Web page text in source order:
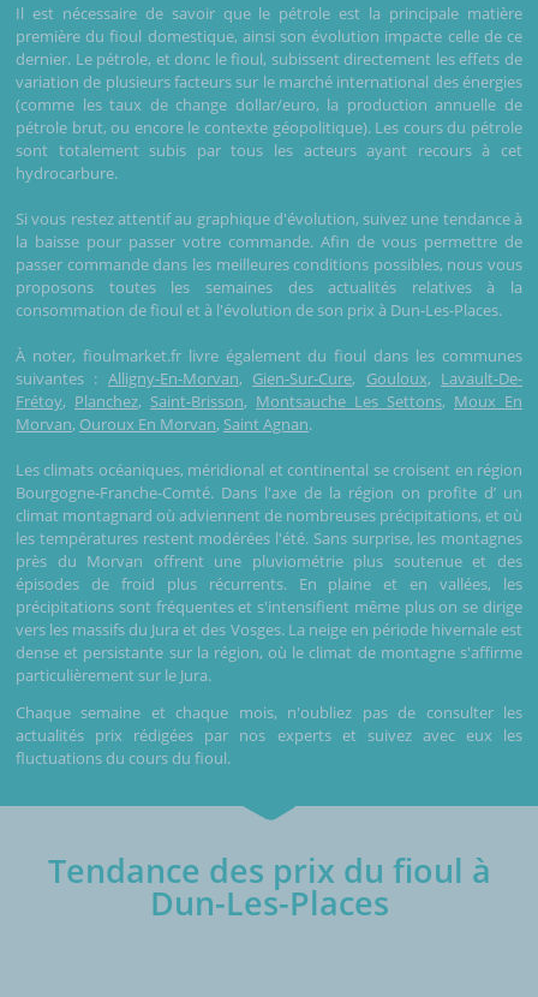
Il est nécessaire de savoir que le pétrole est la principale matière
première du fioul domestique, ainsi son évolution impacte celle de ce
dernier. Le pétrole, et donc le fioul, subissent directement les effets de
variation de plusieurs facteurs sur le marché international des énergies
(comme les taux de change dollar/euro, la production annuelle de
pétrole brut, ou encore le contexte géopolitique). Les cours du pétrole
sont totalement subis par tous les acteurs ayant recours à cet
hydrocarbure.
Si vous restez attentif au graphique d'évolution, suivez une tendance à
la baisse pour passer votre commande. Afin de vous permettre de
passer commande dans les meilleures conditions possibles, nous vous
proposons toutes les semaines des actualités relatives à la
consommation de fioul et à l'évolution de son prix à Dun-Les-Places.
À noter, fioulmarket.fr livre également du fioul dans les communes
suivantes : Alligny-En-Morvan, Gien-Sur-Cure, Gouloux, Lavault-De-
Frétoy, Planchez, Saint-Brisson, Montsauche Les Settons, Moux En
Morvan, Ouroux En Morvan, Saint Agnan.
Les climats océaniques, méridional et continental se croisent en région
Bourgogne-Franche-Comté. Dans l'axe de la région on profite d’ un
climat montagnard où adviennent de nombreuses précipitations, et où
les températures restent modérées l'été. Sans surprise, les montagnes
près du Morvan offrent une pluviométrie plus soutenue et des
épisodes de froid plus récurrents. En plaine et en vallées, les
précipitations sont fréquentes et s'intensifient même plus on se dirige
vers les massifs du Jura et des Vosges. La neige en période hivernale est
dense et persistante sur la région, où le climat de montagne s'affirme
particulièrement sur le Jura.
Chaque semaine et chaque mois, n'oubliez pas de consulter les
actualités prix rédigées par nos experts et suivez avec eux les
fluctuations du cours du fioul.
Tendance des prix du fioul à
Dun-Les-Places